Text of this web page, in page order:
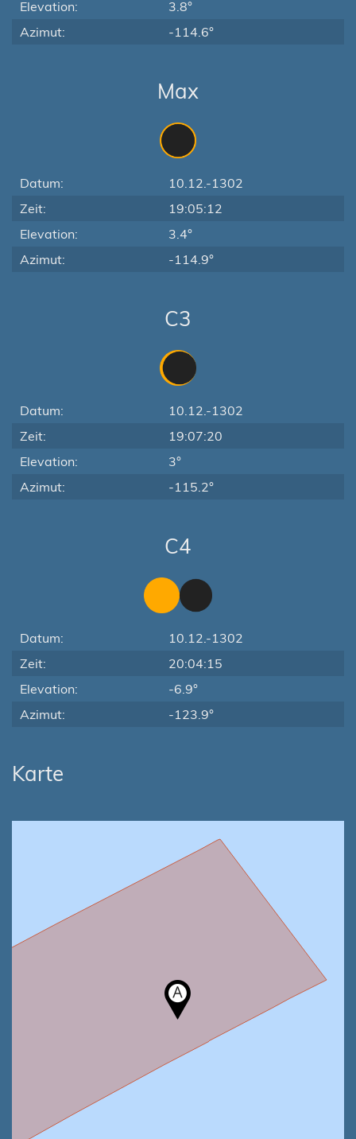
Elevation:
3.8°
Azimut:
-114.6°
Max
Datum:
10.12.-1302
Zeit:
19:05:12
Elevation:
3.4°
Azimut:
-114.9°
C3
Datum:
10.12.-1302
Zeit:
19:07:20
Elevation:
3°
Azimut:
-115.2°
C4
Datum:
10.12.-1302
Zeit:
20:04:15
Elevation:
-6.9°
Azimut:
-123.9°
Karte